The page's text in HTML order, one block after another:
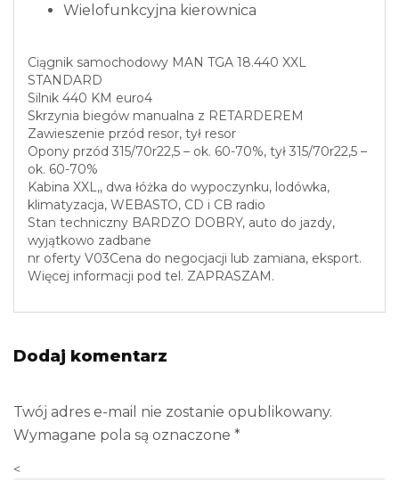
Wielofunkcyjna kierownica
Ciągnik samochodowy MAN TGA 18.440 XXL
STANDARD
Silnik 440 KM euro4
Skrzynia biegów manualna z RETARDEREM
Zawieszenie przód resor, tył resor
Opony przód 315/70r22,5 – ok. 60-70%, tył 315/70r22,5 –
ok. 60-70%
Kabina XXL,, dwa łóżka do wypoczynku, lodówka,
klimatyzacja, WEBASTO, CD i CB radio
Stan techniczny BARDZO DOBRY, auto do jazdy,
wyjątkowo zadbane
nr oferty V03Cena do negocjacji lub zamiana, eksport.
Więcej informacji pod tel. ZAPRASZAM.
Dodaj komentarz
Twój adres e-mail nie zostanie opublikowany.
Wymagane pola są oznaczone *
<